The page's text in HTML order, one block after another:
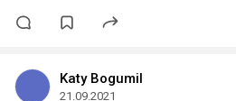
Katy Bogumil
21.09.2021